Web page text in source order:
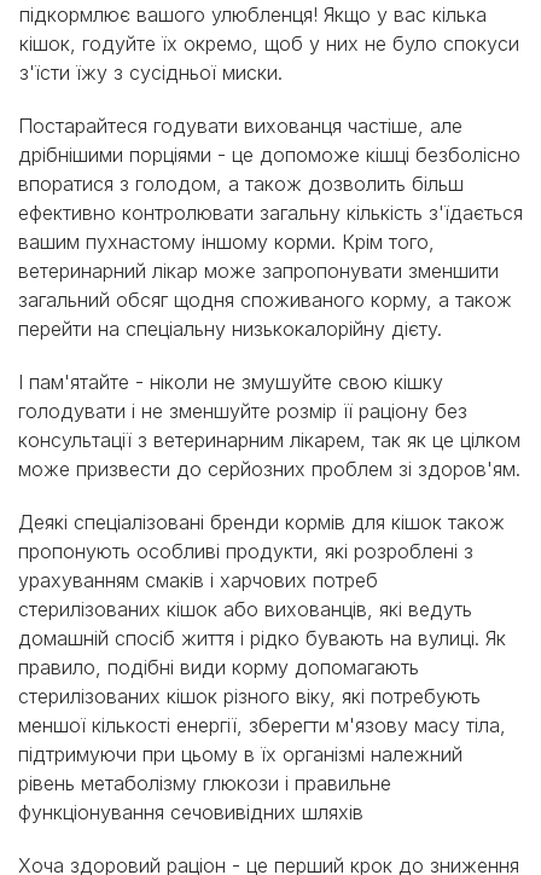
підкормлює вашого улюбленця! Якщо у вас кілька
кішок, годуйте їх окремо, щоб у них не було спокуси
з'їсти їжу з сусідньої миски.
Постарайтеся годувати вихованця частіше, але
дрібнішими порціями - це допоможе кішці безболісно
впоратися з голодом, а також дозволить більш
ефективно контролювати загальну кількість з'їдається
вашим пухнастому іншому корми. Крім того,
ветеринарний лікар може запропонувати зменшити
загальний обсяг щодня споживаного корму, а також
перейти на спеціальну низькокалорійну дієту.
І пам'ятайте - ніколи не змушуйте свою кішку
голодувати і не зменшуйте розмір її раціону без
консультації з ветеринарним лікарем, так як це цілком
може призвести до серйозних проблем зі здоров'ям.
Деякі спеціалізовані бренди кормів для кішок також
пропонують особливі продукти, які розроблені з
урахуванням смаків і харчових потреб
стерилізованих кішок або вихованців, які ведуть
домашній спосіб життя і рідко бувають на вулиці. Як
правило, подібні види корму допомагають
стерилізованих кішок різного віку, які потребують
меншої кількості енергії, зберегти м'язову масу тіла,
підтримуючи при цьому в їх організмі належний
рівень метаболізму глюкози і правильне
функціонування сечовивідних шляхів
Хоча здоровий раціон - це перший крок до зниження